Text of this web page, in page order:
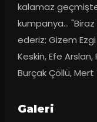
kalamaz
kumpanya…
ederiz; Gizem
Keskin, Efe
Burçak Çöllü,
Galeri